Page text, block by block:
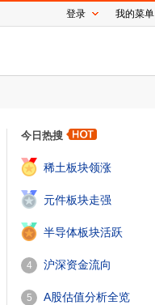
今日热搜
稀土板块领涨
2
元件板块走强
3
半导体板块活跃
4 沪深资金流向
5 A股估值分析全览
登录 我的菜单